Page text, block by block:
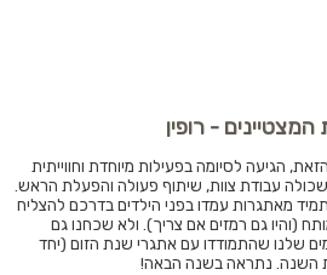
- רופין
הגיעה לסיומה בפעילות מיוחדת וחווייתית
עבודת צוות, שיתוף פעולה והפעלת הראש.
מאתגרות עמדו בפני הילדים בדרכם להצליח
(והיו גם רמזים אם צריך). ולא שכחנו גם
שלנו שהתמודדו עם אתגרי שנת הזום (יחד
השנה. נתראה בשנה הבאה!